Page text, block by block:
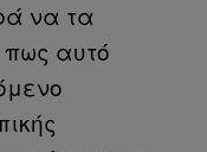
να τα
πως αυτό